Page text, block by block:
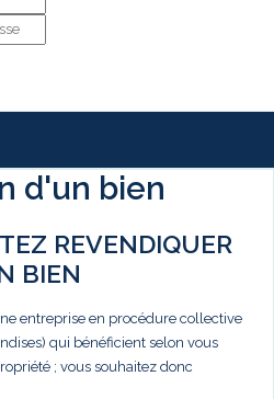
d'un bien
REVENDIQUER
BIEN
entreprise en procédure collective
qui bénéficient selon vous
; vous souhaitez donc